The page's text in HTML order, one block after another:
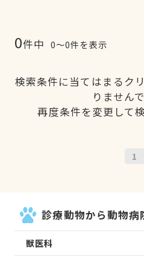
0件中 0〜0件を表示
検索条件に当てはまるク
りません
再度条件を変更して
1
診療動物から動物病
獣医科